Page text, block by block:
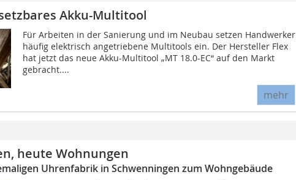
Akku-Multitool
Für Arbeiten in der Sanierung und im Neubau setzen Handwerker
häufig elektrisch angetriebene Multitools ein. Der Hersteller Flex
hat jetzt das neue Akku-Multitool „MT 18.0-EC“ auf den Markt
gebracht....
mehr
heute Wohnungen
Uhrenfabrik in Schwenningen zum Wohngebäude